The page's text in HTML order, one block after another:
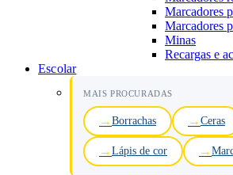
Marcadores
Marcadores
Minas
Recargas e
Escolar
MAIS PROCURADAS
Borrachas Ceras
Lápis de cor